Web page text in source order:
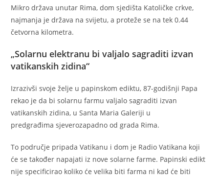
Mikro država unutar Rima, dom sjedišta Katoličke crkve,
najmanja je država na svijetu, a proteže se na tek 0.44
četvorna kilometra.
„Solarnu elektranu bi valjalo sagraditi izvan
vatikanskih zidina“
Izrazivši svoje želje u papinskom ediktu, 87-godišnji Papa
rekao je da bi solarnu farmu valjalo sagraditi izvan
vatikanskih zidina, u Santa Maria Galeriji u
predgrađima sjeverozapadno od grada Rima.
To područje pripada Vatikanu i dom je Radio Vatikana koji
će se također napajati iz nove solarne farme. Papinski edikt
nije specificirao koliko će velika biti farma ni kad će biti